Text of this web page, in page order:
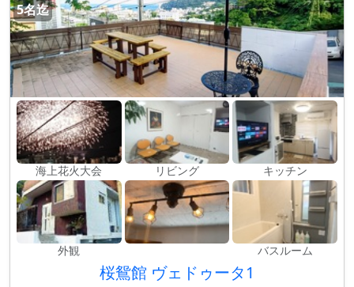
5名迄
海上花火大会 リビング キッチン
外観 バスルーム
桜鴛館 ヴェドゥータ1